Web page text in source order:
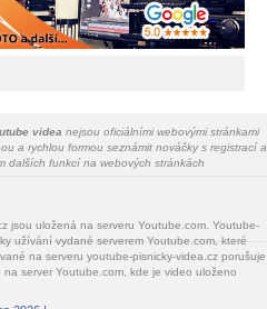
videa nejsou oficiálními webovými stránkami
a rychlou formou seznámit nováčky s registrací a
dalších funkcí na webových stránkách
jsou uložená na serveru Youtube.com. Youtube-
užívání vydané serverem Youtube.com, které
na serveru youtube-pisnicky-videa.cz porušuje
server Youtube.com, kde je video uloženo